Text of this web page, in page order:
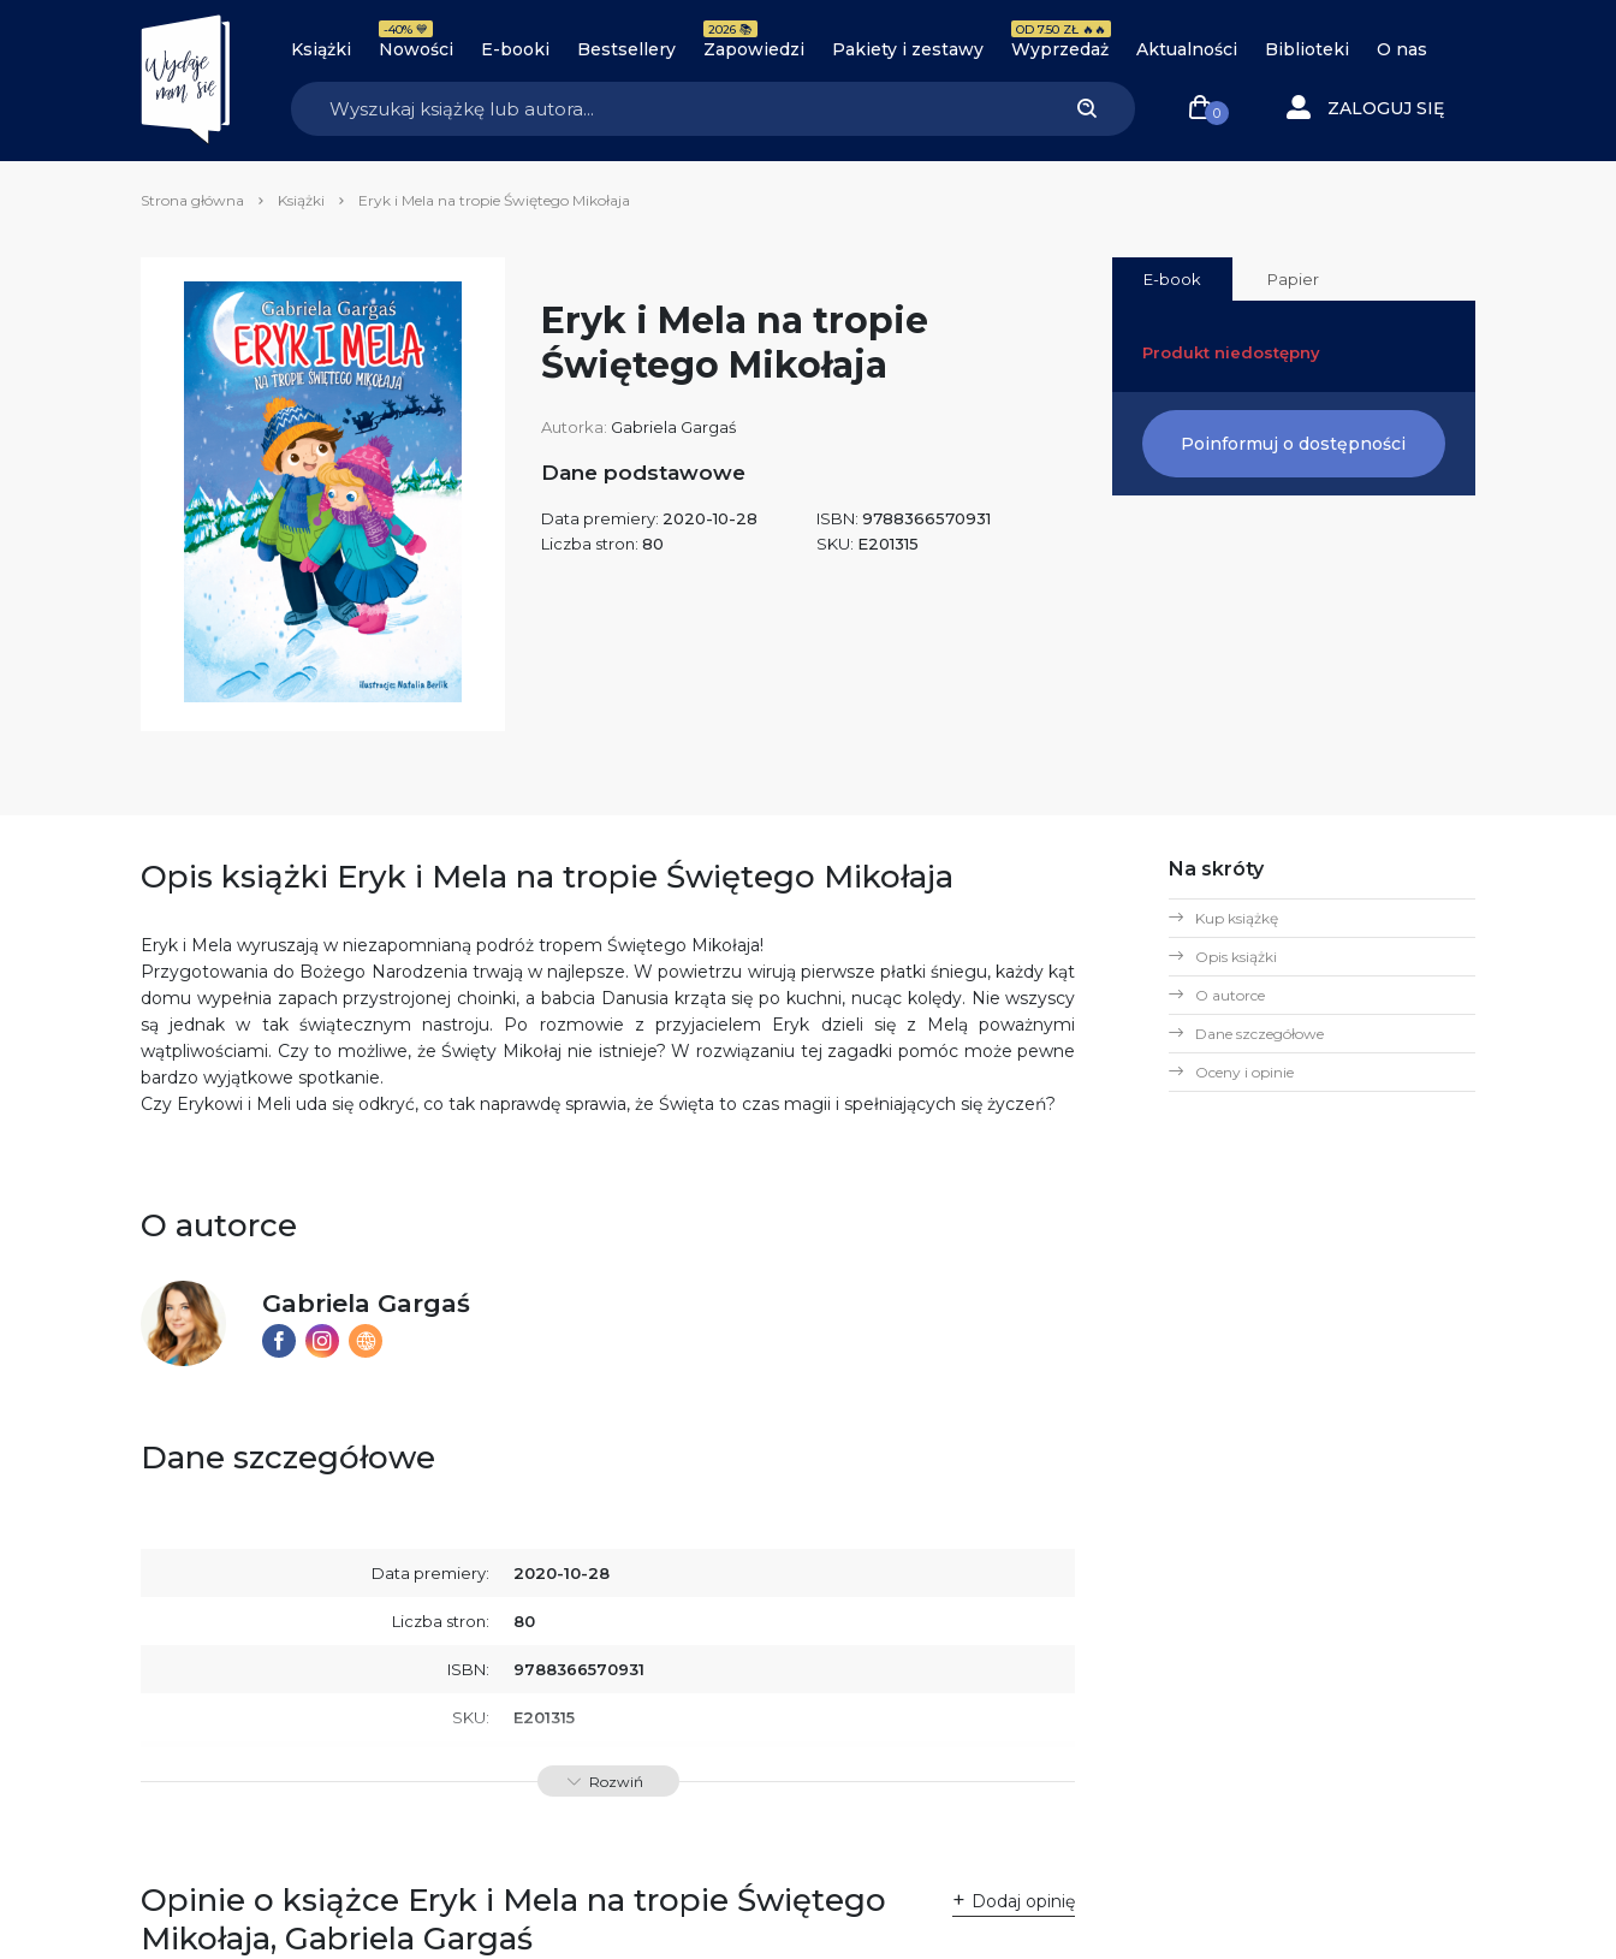
Książki Nowości
-40% 💙
E-booki Bestsellery Zapowiedzi
2026 📚
Pakiety i zestawy Wyprzedaż
OD 7.50 ZŁ 🔥🔥
Aktualności Biblioteki O nas
0 ZALOGUJ SIĘ
Strona główna Książki Eryk i Mela na tropie Świętego Mikołaja
Eryk i Mela na tropie
Świętego Mikołaja
Autorka: Gabriela Gargaś
Dane podstawowe
Data premiery: 2020-10-28
Liczba stron: 80
ISBN: 9788366570931
SKU: E201315
E-book Papier
Produkt niedostępny
Poinformuj o dostępności
Opis książki Eryk i Mela na tropie Świętego Mikołaja
Eryk i Mela wyruszają w niezapomnianą podróż tropem Świętego Mikołaja!
Przygotowania do Bożego Narodzenia trwają w najlepsze. W powietrzu wirują pierwsze płatki śniegu, każdy kąt
domu wypełnia zapach przystrojonej choinki, a babcia Danusia krząta się po kuchni, nucąc kolędy. Nie wszyscy
są jednak w tak świątecznym nastroju. Po rozmowie z przyjacielem Eryk dzieli się z Melą poważnymi
wątpliwościami. Czy to możliwe, że Święty Mikołaj nie istnieje? W rozwiązaniu tej zagadki pomóc może pewne
bardzo wyjątkowe spotkanie.
Czy Erykowi i Meli uda się odkryć, co tak naprawdę sprawia, że Święta to czas magii i spełniających się życzeń?
O autorce
Gabriela Gargaś
Dane szczegółowe
Data premiery: 2020-10-28
Liczba stron: 80
ISBN: 9788366570931
SKU: E201315
zgodność produktu z przepisami:
Wydawnictwo Poznańskie Sp. z o.o.
ul. Fredry 8
Ostrzeżenia oraz informacje dotyczące
bezpieczeństwa:
Załącznik PDF
Rozwiń
Opinie o książce Eryk i Mela na tropie Świętego
Mikołaja, Gabriela Gargaś
Dodaj opinię
Na skróty
Kup książkę
Opis książki
O autorce
Dane szczegółowe
Oceny i opinie